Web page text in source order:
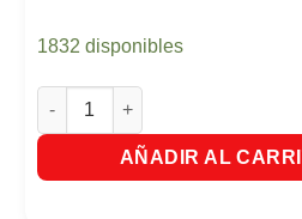
1832 disponibles
Raid Doble Accion Zancudos y
AÑADIR AL